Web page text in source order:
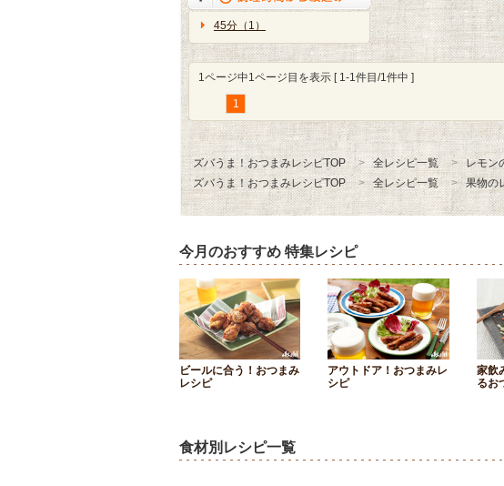
45分（1）
1ページ中1ページ目を表示 [ 1-1件目/1件中 ]
1
ズバうま！おつまみレシピTOP 全レシピ一覧
レモン
ズバうま！おつまみレシピTOP
全レシピ一覧 果物の
今月のおすすめ 特集レシピ
ビールに合う！おつまみ
レシピ
アウトドア！おつまみレ
シピ
家飲
るお
食材別レシピ一覧